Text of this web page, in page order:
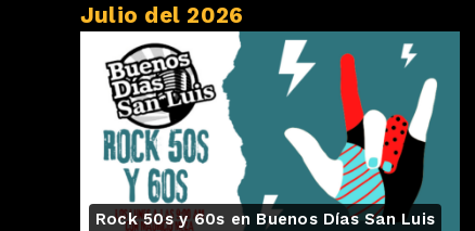
Julio del 2026
Rock 50s y 60s en Buenos Días San Luis